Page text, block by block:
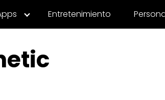
Entretenimiento